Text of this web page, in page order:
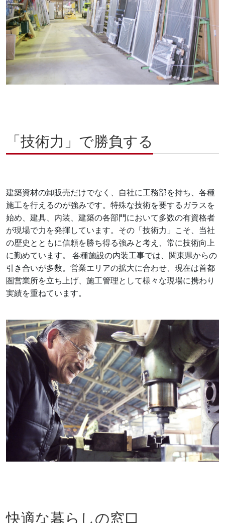
「技術力」で勝負する
建築資材の卸販売だけでなく、自社に工務部を持ち、各種
施工を行えるのが強みです。特殊な技術を要するガラスを
始め、建具、内装、建築の各部門において多数の有資格者
が現場で力を発揮しています。その「技術力」こそ、当社
の歴史とともに信頼を勝ち得る強みと考え、常に技術向上
に勤めています。 各種施設の内装工事では、関東県からの
引き合いが多数。営業エリアの拡大に合わせ、現在は首都
圏営業所を立ち上げ、施工管理として様々な現場に携わり
実績を重ねています。
快適な暮らしの窓口